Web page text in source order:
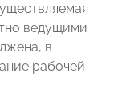
ведущими
в
рабочей